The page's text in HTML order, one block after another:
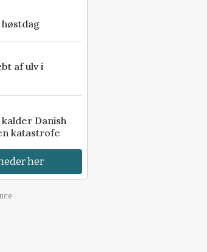
af ulv i
Danish
katastrofe
her